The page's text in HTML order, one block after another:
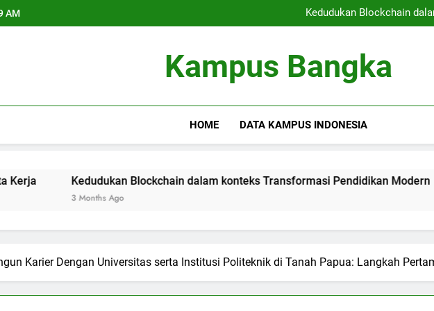
AM
Kedudukan Blockchain
Ruang Kerja
Kedudukan Blockchain
Ruang Kerja
Kampus Bangka
HOME DATA KAMPUS INDONESIA
Kedudukan Blockchain dalam konteks Transformasi Pendidikan Modern
Karier Dengan Universitas serta Institusi Politeknik di Tanah Papua: Langkah